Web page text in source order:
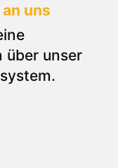
uns
über unser